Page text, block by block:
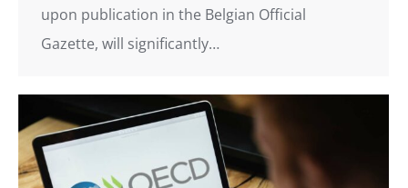
upon publication in the Belgian Official
Gazette, will significantly…